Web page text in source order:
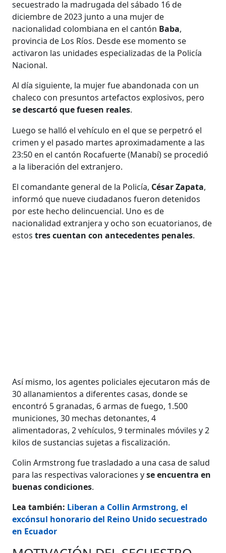
secuestrado la madrugada del sábado 16 de
diciembre de 2023 junto a una mujer de
nacionalidad colombiana en el cantón Baba,
provincia de Los Ríos. Desde ese momento se
activaron las unidades especializadas de la Policía
Nacional.
Al día siguiente, la mujer fue abandonada con un
chaleco con presuntos artefactos explosivos, pero
se descartó que fuesen reales.
Luego se halló el vehículo en el que se perpetró el
crimen y el pasado martes aproximadamente a las
23:50 en el cantón Rocafuerte (Manabí) se procedió
a la liberación del extranjero.
El comandante general de la Policía, César Zapata,
informó que nueve ciudadanos fueron detenidos
por este hecho delincuencial. Uno es de
nacionalidad extranjera y ocho son ecuatorianos, de
estostres cuentan con antecedentes penales.
Así mismo, los agentes policiales ejecutaron más de
30 allanamientos a diferentes casas, donde se
encontró 5 granadas, 6 armas de fuego, 1.500
municiones, 30 mechas detonantes, 4
alimentadoras, 2 vehículos, 9 terminales móviles y 2
kilos de sustancias sujetas a fiscalización.
Colin Armstrong fue trasladado a una casa de salud
para las respectivas valoraciones yse encuentra en
buenas condiciones.
Lea también: Liberan a Collin Armstrong, el
excónsul honorario del Reino Unido secuestrado
en Ecuador